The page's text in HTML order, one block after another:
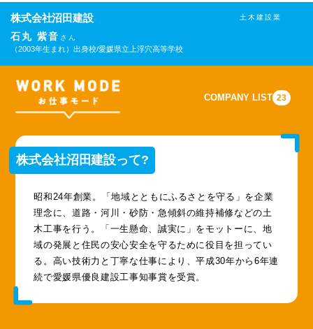
土木建設業
株式会社沼田建設
石丸 紫音 さん
（2003年生まれ） 出身校/愛媛県立上浮穴高等学校
COMPANY LIST 23
株式会社沼田建設って?
昭和24年創業。「地域とともにふるさとを守る」を企業
理念に、道路・河川・砂防・急傾斜の維持補修などの土
木工事を行う。「一生懸命、誠実に」をモットーに、地
域の発展と住民の安心安全を守るために役目を担ってい
る。高い技術力と丁寧な仕事により、平成30年から6年連
続で愛媛県優良建設工事知事賞を受賞。